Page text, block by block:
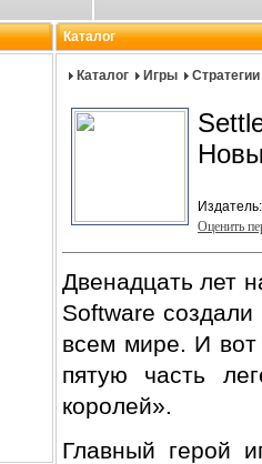
Каталог
Каталог Игры Стратегии
Оценить
Двенадцать лет
Software
всем мире. И вот
пятую часть
королей».
Главный герой